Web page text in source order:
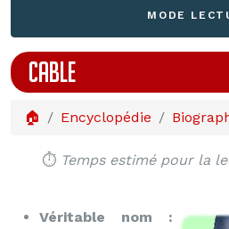
MODE
CABLE
🏠 Encyclopédie
⏱️ Temps estimé pour la
Véritable nom :